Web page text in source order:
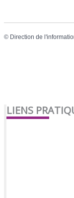
© Direction de
LIENS